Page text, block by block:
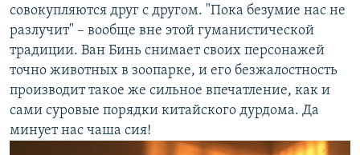
совокупляются друг с другом. "Пока безумие нас не
разлучит" – вообще вне этой гуманистической
традиции. Ван Бинь снимает своих персонажей
точно животных в зоопарке, и его безжалостность
производит такое же сильное впечатление, как и
сами суровые порядки китайского дурдома. Да
минует нас чаша сия!